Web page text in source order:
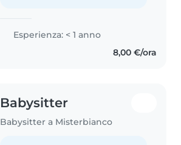
Esperienza: < 1 anno
8,00 €/ora
Babysitter
Babysitter a Misterbianco